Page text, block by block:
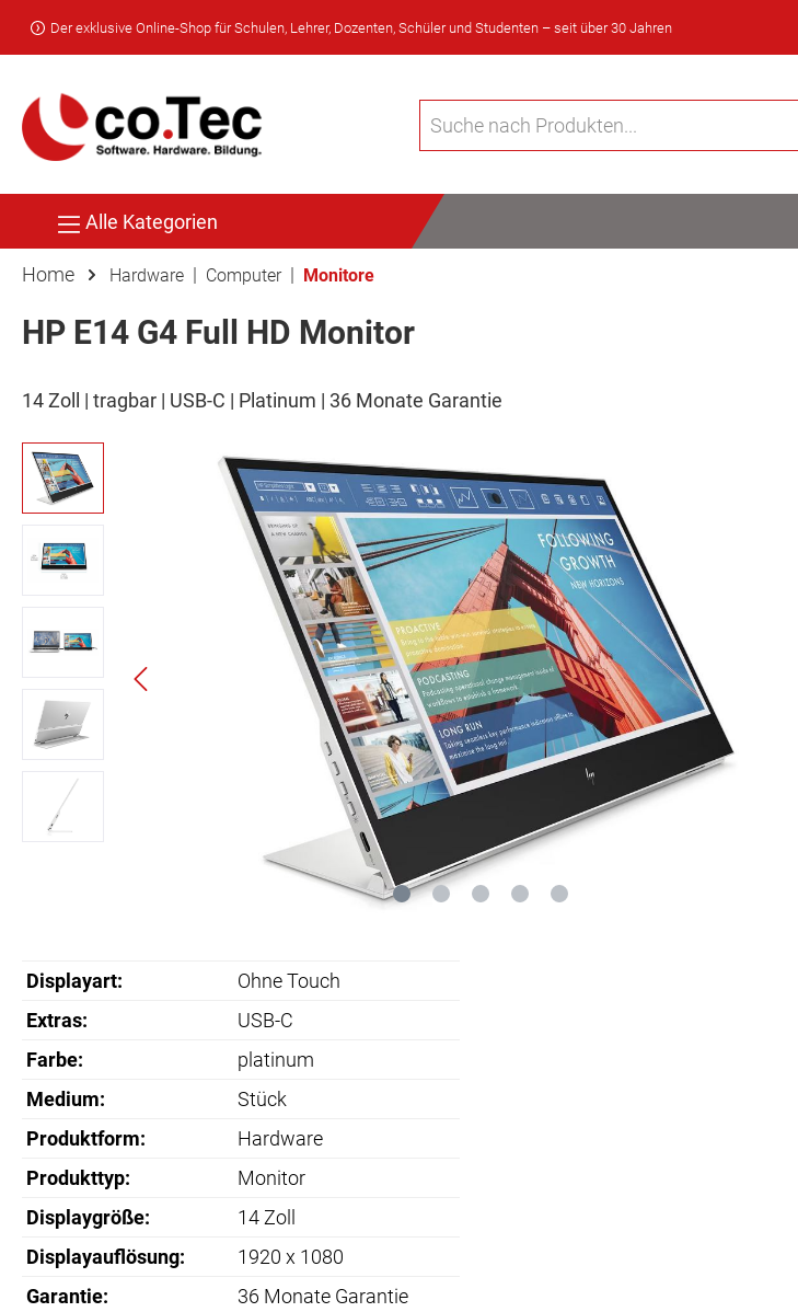
Der exklusive Online-Shop für Schulen, Lehrer, Dozenten, Schüler und Studenten – seit über 30 Jahren
Alle Kategorien
Home Hardware | Computer | Monitore
HP E14 G4 Full HD Monitor
14 Zoll | tragbar | USB-C | Platinum | 36 Monate Garantie
Displayart:
Ohne Touch
Extras:
USB-C
Farbe:
platinum
Medium:
Stück
Produktform:
Hardware
Produkttyp:
Monitor
Displaygröße:
14 Zoll
Displayauflösung:
1920 x 1080
Garantie:
36 Monate Garantie